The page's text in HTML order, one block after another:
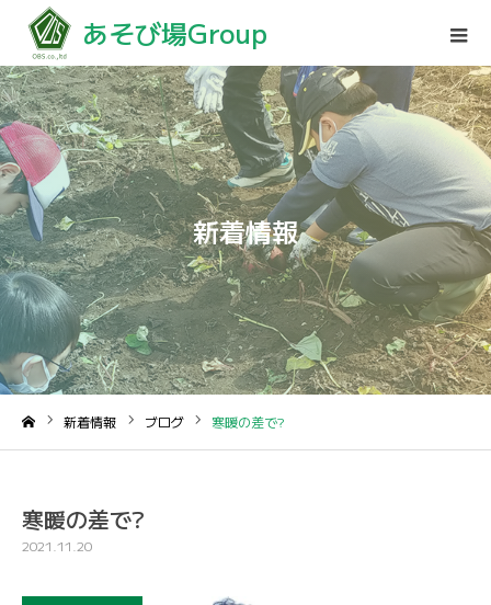
あそび場Group
新着情報
新着情報 ブログ 寒暖の差で?
寒暖の差で?
2021.11.20